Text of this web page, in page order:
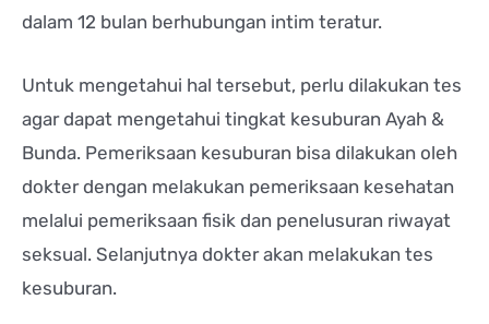
dalam 12 bulan berhubungan intim teratur.
Untuk mengetahui hal tersebut, perlu dilakukan tes
agar dapat mengetahui tingkat kesuburan Ayah &
Bunda. Pemeriksaan kesuburan bisa dilakukan oleh
dokter dengan melakukan pemeriksaan kesehatan
melalui pemeriksaan fisik dan penelusuran riwayat
seksual. Selanjutnya dokter akan melakukan tes
kesuburan.